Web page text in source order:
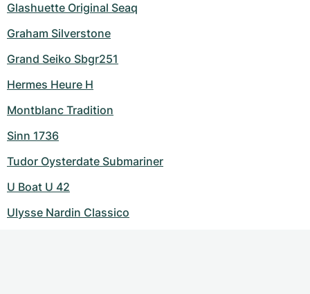
Glashuette Original Seaq
Graham Silverstone
Grand Seiko Sbgr251
Hermes Heure H
Montblanc Tradition
Sinn 1736
Tudor Oysterdate Submariner
U Boat U 42
Ulysse Nardin Classico